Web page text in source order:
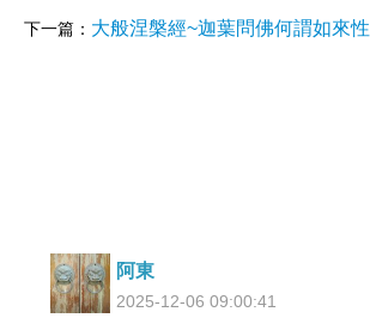
下一篇： 大般涅槃經~迦葉問佛何謂如來性
阿東
2025-12-06 09:00:41